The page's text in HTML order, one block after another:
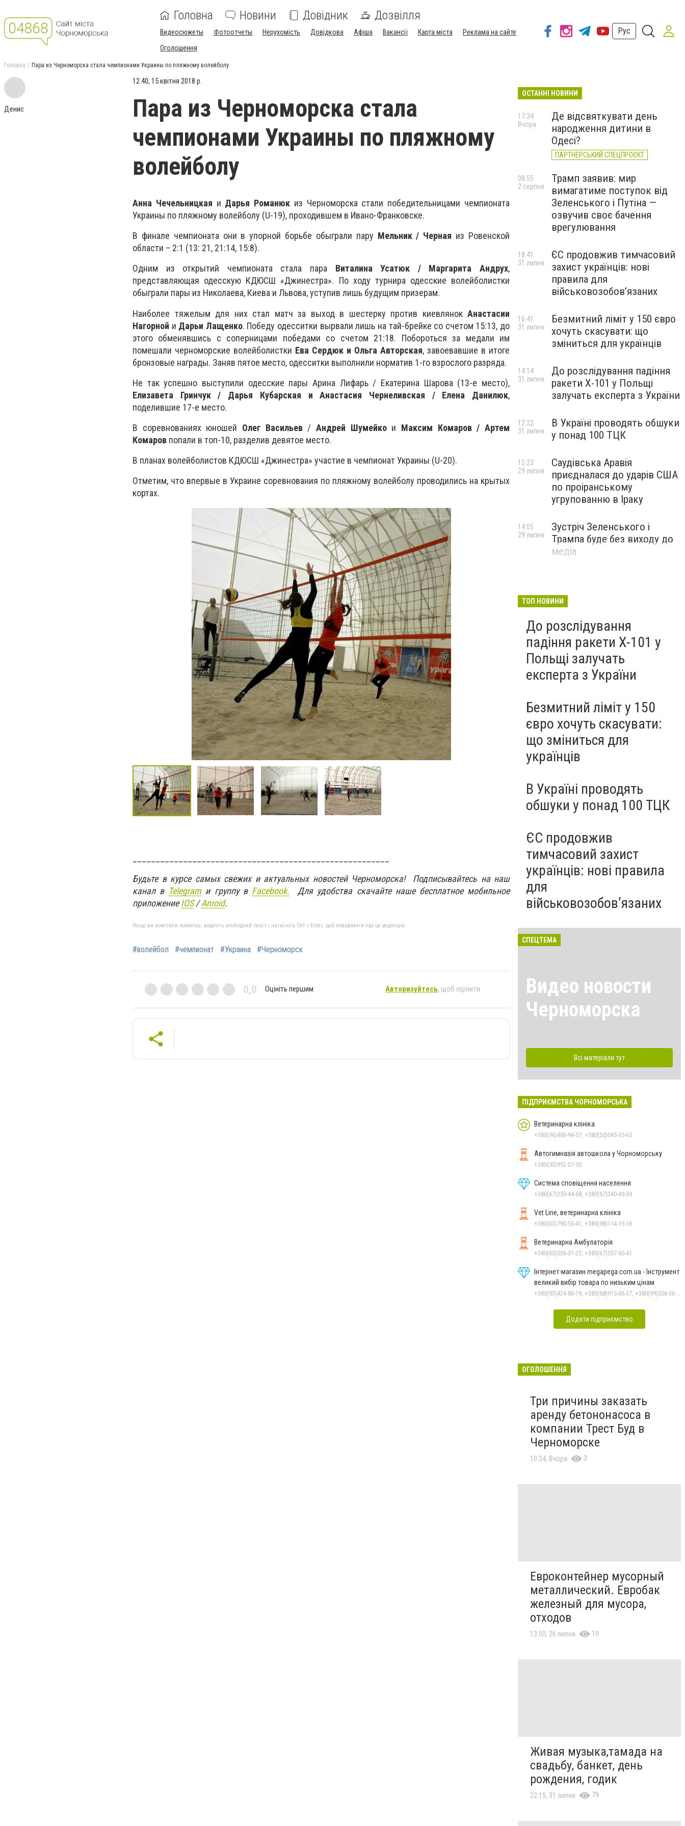
Головна Новини Довідник Дозвілля
Видеосюжеты Фотоотчеты Нерухомість Довідкова Афіша Вакансії Карта міста
Реклама на сайте
Оголошення
Рус
Головна Пара из Черноморска стала чемпионами Украины по пляжному волейболу
Денис
12:40, 15 квітня 2018 р.
Пара из Черноморска стала
чемпионами Украины по пляжному
волейболу
Анна Чечельницкая и Дарья Романюк из Черноморска стали победительницами чемпионата
Украины по пляжному волейболу (U-19), проходившем в Ивано-Франковске.
В финале чемпионата они в упорной борьбе обыграли пару Мельник / Черная из Ровенской
области – 2:1 (13: 21, 21:14, 15:8).
Одним из открытий чемпионата стала пара Виталина Усатюк / Маргарита Андрух,
представляющая одесскую КДЮСШ «Джинестра». По ходу турнира одесские волейболистки
обыграли пары из Николаева, Киева и Львова, уступив лишь будущим призерам.
Наиболее тяжелым для них стал матч за выход в шестерку против киевлянок Анастасии
Нагорной и Дарьи Лащенко. Победу одесситки вырвали лишь на тай-брейке со счетом 15:13, до
этого обменявшись с соперницами победами со счетом 21:18. Побороться за медали им
помешали черноморские волейболистки Ева Сердюк и Ольга Авторская, завоевавшие в итоге
бронзовые награды. Заняв пятое место, одесситки выполнили норматив 1-го взрослого разряда.
Не так успешно выступили одесские пары Арина Лифарь / Екатерина Шарова (13-е место),
Елизавета Гринчук / Дарья Кубарская и Анастасия Чернеливская / Елена Данилюк,
поделившие 17-е место.
В соревнованиях юношей Олег Васильев/Андрей Шумейкои Максим Комаров / Артем
Комаров попали в топ-10, разделив девятое место.
В планах волейболистов КДЮСШ «Джинестра» участие в чемпионат Украины (U-20).
Отметим, что впервые в Украине соревнования по пляжному волейболу проводились на крытых
кортах.
Будьте в курсе самых свежих и актуальных новостей Черноморска! Подписывайтесь на наш
канал в Telegram и группу в Facebook. Для удобства скачайте наше бесплатное мобильное
приложениеIOS/Anroid.
Якщо ви помітили помилку, виділіть необхідний текст і натисніть Ctrl + Enter, щоб повідомити про це редакцію
#волейбол #чемпионат #Украина #Черноморск
0,0 Оцініть першим Авторизуйтесь, щоб оцінити
ОСТАННІ НОВИНИ
Де відсвяткувати день
народження дитини в
Одесі?
ПАРТНЕРСЬКИЙ СПЕЦПРОЄКТ
17:34
Вчора
Трамп заявив: мир
вимагатиме поступок від
Зеленського і Путіна —
озвучив своє бачення
врегулювання
08:55
2 серпня
ЄС продовжив тимчасовий
захист українців: нові
правила для
військовозобов’язаних
18:41
31 липня
Безмитний ліміт у 150 євро
хочуть скасувати: що
зміниться для українців
16:41
31 липня
До розслідування падіння
ракети Х-101 у Польщі
залучать експерта з України
14:14
31 липня
В Україні проводять обшуки
у понад 100 ТЦК
12:22
31 липня
Саудівська Аравія
приєдналася до ударів США
по проіранському
угрупованню в Іраку
15:23
29 липня
Зустріч Зеленського і
Трампа буде без виходу до
медіа
14:05
29 липня
ТОП НОВИНИ
До розслідування
падіння ракети Х-101 у
Польщі залучать
експерта з України
Безмитний ліміт у 150
євро хочуть скасувати:
що зміниться для
українців
В Україні проводять
обшуки у понад 100 ТЦК
ЄС продовжив
тимчасовий захист
українців: нові правила
для
військовозобов’язаних
СПЕЦТЕМА
Видео новости
Черноморска
Всі матеріали тут
ПІДПРИЄМСТВА ЧОРНОМОРСЬКА
Ветеринарна клініка
+380(96)406-94-57, +380(50)045-35-65
Автогимназія автошкола у Чорноморську
+380(93)952-07-50
Система сповіщення населення
+380(67)350-44-68, +380(67)340-49-59
Vet Line, ветеринарна клініка
+380(63)790-55-41, +380(98)114-15-16
Ветеринарна Амбулаторія
+380(63)036-31-23, +380(67)557-60-41
Інтернет-магазин megapega.com.ua - Інструмент
великий вибір товара по низьким цінам
Додати підприємство
ОГОЛОШЕННЯ
Три причины заказать
аренду бетононасоса в
компании Трест Буд в
Черноморске
10:34, Вчора 3
Евроконтейнер мусорный
металлический. Евробак
железный для мусора,
отходов
13:00, 26 липня 10
Живая музыка,тамада на
свадьбу, банкет, день
рождения, годик
22:15, 31 липня 79